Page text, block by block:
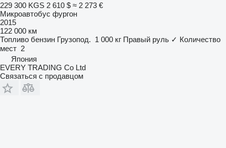
229 300 KGS 2 610 $ ≈ 2 273 €
Микроавтобус фургон
2015
122 000 км
Топливо бензин Грузопод. 1 000 кг Правый руль ✓ Количество
мест 2
Япония
EVERY TRADING Co Ltd
Связаться с продавцом